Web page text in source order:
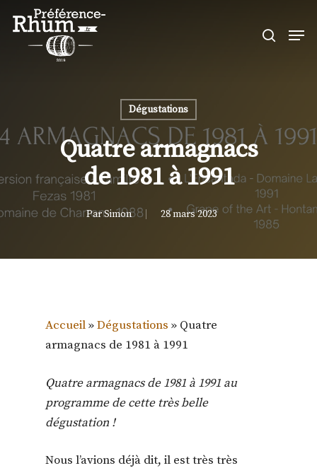
search
Dégustations
Quatre armagnacs
de 1981 à 1991
ParSimon 28 mars 2023
Accueil»Dégustations » Quatre
armagnacs de 1981 à 1991
Quatre armagnacs de 1981 à 1991 au
programme de cette très belle
dégustation !
Nous l’avions déjà dit, il est très très
Close